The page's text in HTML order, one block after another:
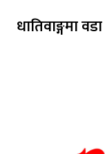
धातिवाङ्गमा